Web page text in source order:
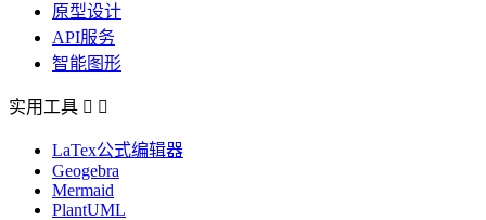
原型设计
API服务
智能图形
实用工具  
LaTex公式编辑器
Geogebra
Mermaid
PlantUML